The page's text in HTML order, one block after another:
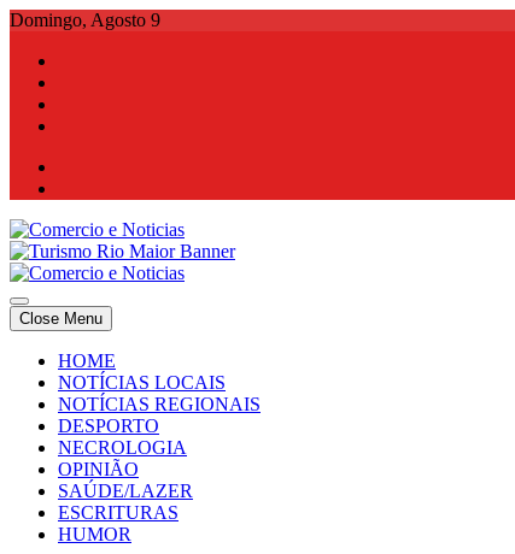
Skip
content
Domingo, Agosto 9
Comercio e Noticias
Notícias e Publicidade Online
Comercio e Noticias
Notícias e Publicidade Online
Close Menu
HOME
NOTÍCIAS LOCAIS
NOTÍCIAS REGIONAIS
DESPORTO
NECROLOGIA
OPINIÃO
SAÚDE/LAZER
ESCRITURAS
HUMOR